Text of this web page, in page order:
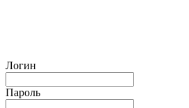
Логин
Пароль